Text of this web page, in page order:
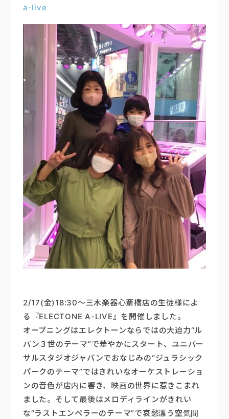
a-live
2/17(金)18:30～三木楽器心斎橋店の生徒様によ
る『ELECTONE A-LIVE』を開催しました。
オープニングはエレクトーンならではの大迫力“ル
パン３世のテーマ”で華やかにスタート、ユニバー
サルスタジオジャパンでおなじみの“ジュラシック
パークのテーマ”ではきれいなオーケストレーショ
ンの音色が店内に響き、映画の世界に惹きこまれ
ました。そして最後はメロディラインがきれい
な“ラストエンペラーのテーマ”で哀愁漂う空気間